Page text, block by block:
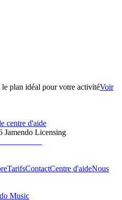
le plan idéal pour votre activitéVoir
centre d'aide
Jamendo Licensing
TarifsContactCentre d'aideNous
Music